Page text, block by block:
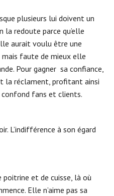
plusieurs lui doivent un
la redoute parce qu’elle
aurait voulu être une
faute de mieux elle
Pour gagner sa confiance,
la réclament, profitant ainsi
confond fans et clients.
L’indifférence à son égard
poitrine et de cuisse, là où
Elle n’aime pas sa